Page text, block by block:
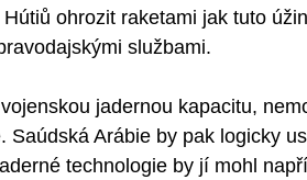
ohrozit raketami jak tuto
službami.
jadernou kapacitu,
Saúdská Arábie by pak logicky
technologie by jí mohl